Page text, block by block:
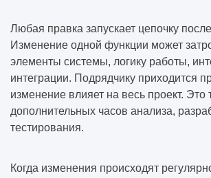
Любая правка запускает цепочку
Изменение одной функции может
элементы системы, логику работы,
интеграции. Подрядчику приходится
изменение влияет на весь проект. Это
дополнительных часов анализа,
тестирования.
Когда изменения происходят